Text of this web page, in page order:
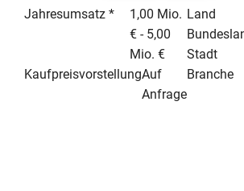
Jahresumsatz *
1,00 Mio.
€ - 5,00
Mio. €
KaufpreisvorstellungAuf
Anfrage
Land
Stadt
Branche